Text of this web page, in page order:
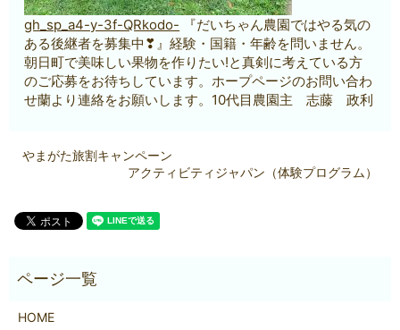
gh_sp_a4-y-3f-QRkodo- 『だいちゃん農園ではやる気の
ある後継者を募集中❣』経験・国籍・年齢を問いません。
朝日町で美味しい果物を作りたい!と真剣に考えている方
のご応募をお待ちしています。ホープページのお問い合わ
せ蘭より連絡をお願いします。10代目農園主 志藤 政利
やまがた旅割キャンペーン
アクティビティジャパン（体験プログラム）
HOME